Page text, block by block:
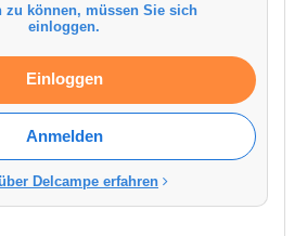
zu können, müssen Sie sich
einloggen.
Einloggen
Anmelden
Delcampe erfahren